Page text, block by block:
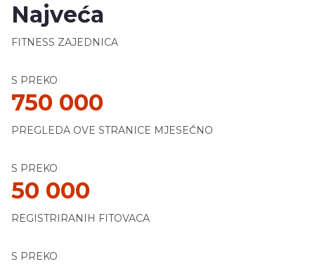
Najveća
FITNESS ZAJEDNICA
S PREKO
750 000
PREGLEDA OVE STRANICE MJESEČNO
S PREKO
50 000
REGISTRIRANIH FITOVACA
S PREKO